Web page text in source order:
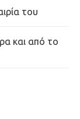
του
και από το